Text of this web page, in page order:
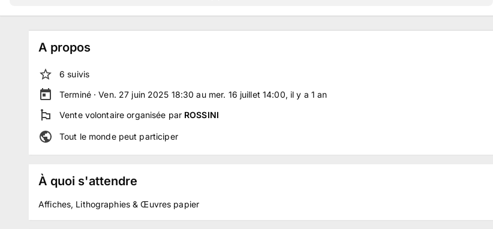
A propos
6 suivis
Terminé ·Ven. 27 juin 2025 18:30 au mer. 16 juillet 14:00, il y a 1 an
Vente volontaire organisée par ROSSINI
Tout le monde peut participer
À quoi s'attendre
Affiches, Lithographies & Œuvres papier